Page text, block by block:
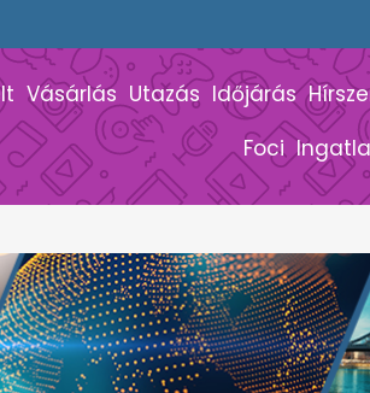
Vásárlás Utazás Időjárás
Foci